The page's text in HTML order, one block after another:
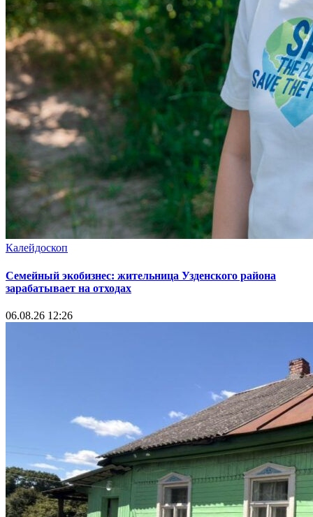
Калейдоскоп
Семейный экобизнес: жительница Узденского района
зарабатывает на отходах
06.08.26 12:26